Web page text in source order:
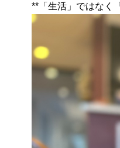
**「生活」ではなく「